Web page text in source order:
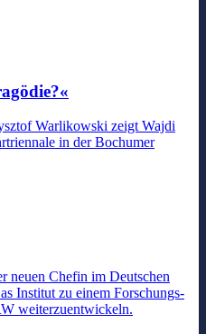
Warlikowski zeigt Wajdi
in der Bochumer
neuen Chefin im Deutschen
Institut zu einem Forschungs-
weiterzuentwickeln.